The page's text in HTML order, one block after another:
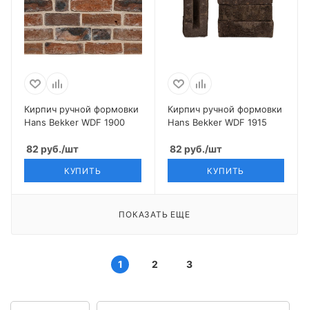
Кирпич ручной формовки
Hans Bekker WDF 1900
82 руб./шт
КУПИТЬ
Кирпич ручной формовки
Hans Bekker WDF 1915
82 руб./шт
КУПИТЬ
ПОКАЗАТЬ ЕЩЕ
1 2 3